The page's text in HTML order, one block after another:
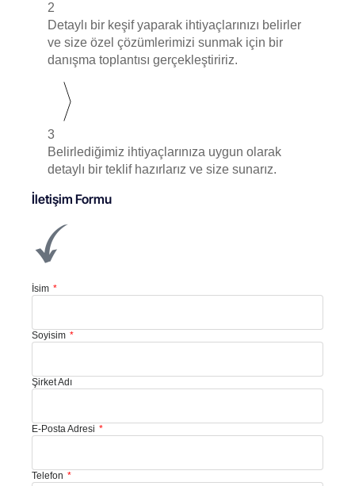
2
Detaylı bir keşif yaparak ihtiyaçlarınızı belirler
ve size özel çözümlerimizi sunmak için bir
danışma toplantısı gerçekleştiririz.
3
Belirlediğimiz ihtiyaçlarınıza uygun olarak
detaylı bir teklif hazırlarız ve size sunarız.
İletişim Formu
İsim
Soyisim
Şirket Adı
E-Posta Adresi
Telefon